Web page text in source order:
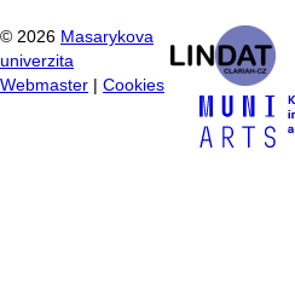
© 2026 Masarykova
univerzita
Webmaster
Cookies